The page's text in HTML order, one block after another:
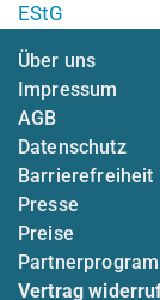
EStG
Über uns
Impressum
AGB
Datenschutz
Barrierefreiheit
Presse
Preise
Vertrag